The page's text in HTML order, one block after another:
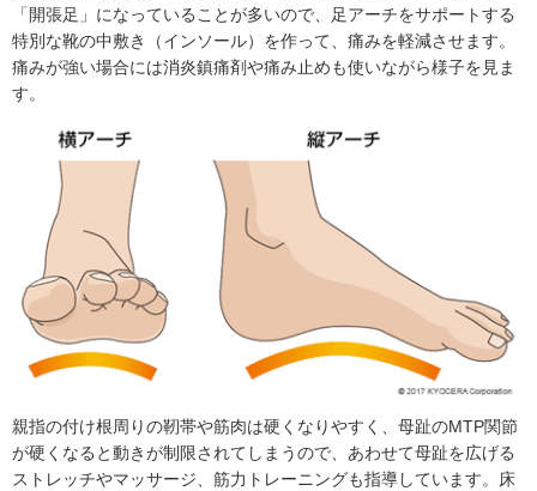
「開張足」になっていることが多いので、足アーチをサポートする
特別な靴の中敷き（インソール）を作って、痛みを軽減させます。
痛みが強い場合には消炎鎮痛剤や痛み止めも使いながら様子を見ま
す。
親指の付け根周りの靭帯や筋肉は硬くなりやすく、母趾のMTP関節
が硬くなると動きが制限されてしまうので、あわせて母趾を広げる
ストレッチやマッサージ、筋力トレーニングも指導しています。床